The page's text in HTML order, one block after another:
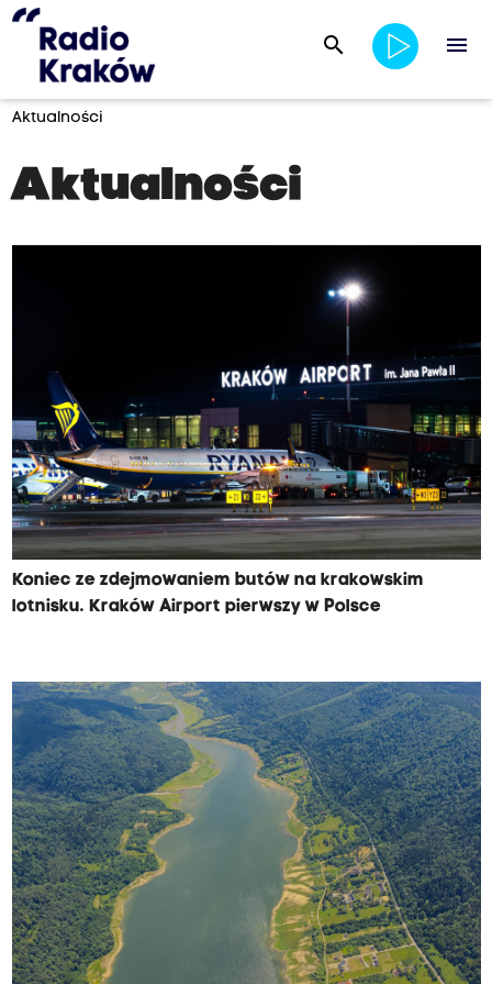
search menu
Aktualności
Aktualności
Koniec ze zdejmowaniem butów na krakowskim
lotnisku. Kraków Airport pierwszy w Polsce